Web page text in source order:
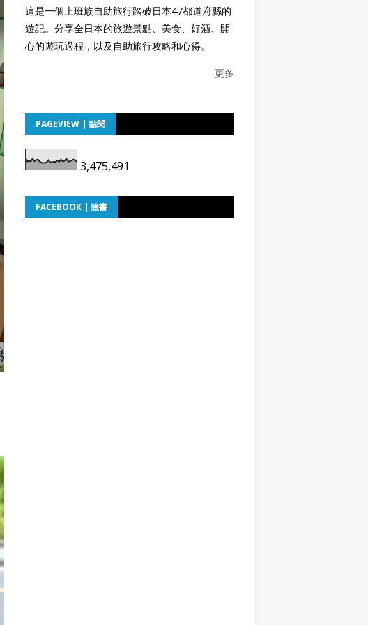
這是一個上班族自助旅行踏破日本47都道府縣的
遊記。分享全日本的旅遊景點、美食、好酒、開
心的遊玩過程，以及自助旅行攻略和心得。
更多
PAGEVIEW | 點閱
3,475,491
FACEBOOK | 臉書